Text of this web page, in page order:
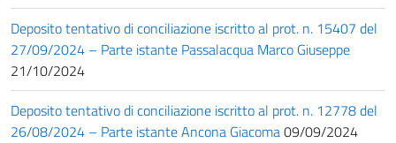
Deposito tentativo di conciliazione iscritto al prot. n. 15407 del
27/09/2024 – Parte istante Passalacqua Marco Giuseppe
21/10/2024
Deposito tentativo di conciliazione iscritto al prot. n. 12778 del
26/08/2024 – Parte istante Ancona Giacoma09/09/2024